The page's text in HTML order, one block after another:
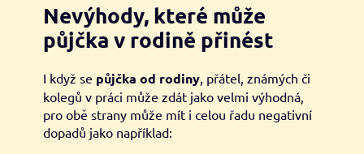
Nevýhody, které může
půjčka v rodině přinést
I když se půjčka od rodiny, přátel, známých či
kolegů v práci může zdát jako velmi výhodná,
pro obě strany může mít i celou řadu negativní
dopadů jako například: